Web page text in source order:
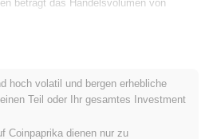
beträgt das Handelsvolumen von
von QQDAO in der
hoch volatil und bergen erhebliche
Teil oder Ihr gesamtes Investment
Coinpaprika dienen nur zu